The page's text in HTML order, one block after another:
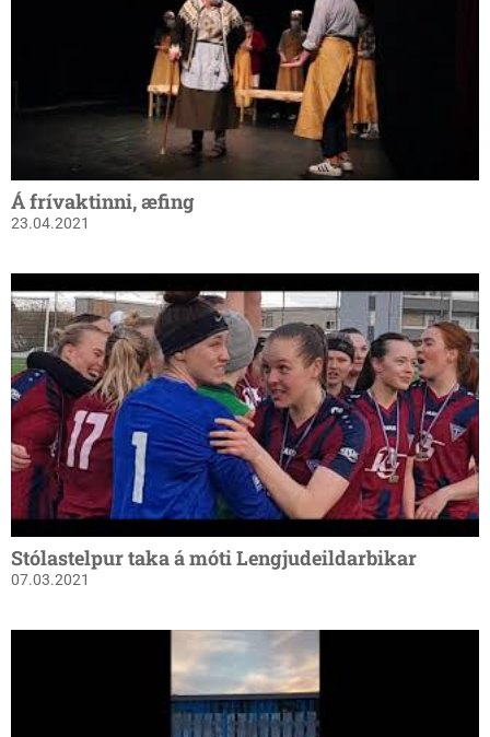
Á frívaktinni, æfing
23.04.2021
Stólastelpur taka á móti Lengjudeildarbikar
07.03.2021